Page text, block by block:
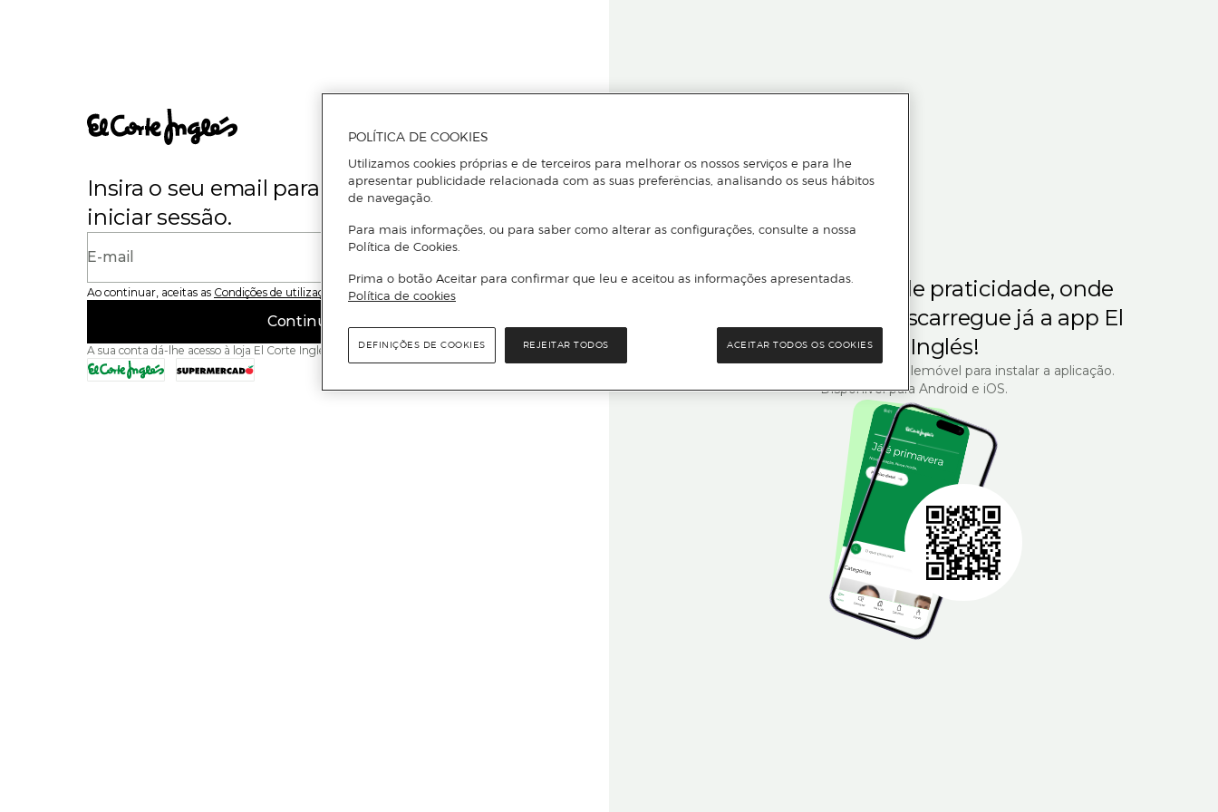
Insira o seu email para se registar ou
iniciar sessão.
E-mail
Ao continuar, aceitas as Condições de utilização do site
Continuar
A sua conta dá-lhe acesso à loja El Corte Inglés e ao Supermercado El Corte Inglés.
Para quem gosta de praticidade, onde
Descarregue já a app El
Corte Inglés!
Leia o código QR com o seu telemóvel para instalar a aplicação.
Disponível para Android e iOS.
POLÍTICA DE COOKIES
Utilizamos cookies próprias e de terceiros para melhorar os nossos serviços e para lhe
apresentar publicidade relacionada com as suas preferências, analisando os seus hábitos
de navegação.
Para mais informações, ou para saber como alterar as configurações, consulte a nossa
Política de Cookies.
Prima o botão Aceitar para confirmar que leu e aceitou as informações apresentadas.
Política de cookies
REJEITAR TODOS ACEITAR TODOS OS COOKIES
DEFINIÇÕES DE COOKIES